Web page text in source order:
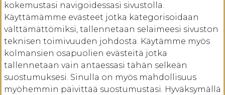
kokemustasi navigoidessasi sivustolla.
Käyttämämme evästeet jotka kategorisoidaan
välttämättömiksi, tallennetaan selaimeesi sivuston
teknisen toimivuuden johdosta. Käytämme myös
kolmansien osapuolien evästeitä jotka
tallennetaan vain antaessasi tähän selkeän
suostumuksesi. Sinulla on myös mahdollisuus
myöhemmin päivittää suostumustasi. Hyväksymällä